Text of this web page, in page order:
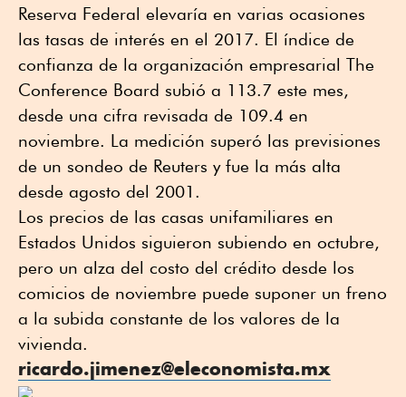
Reserva Federal elevaría en varias ocasiones
las tasas de interés en el 2017. El índice de
confianza de la organización empresarial The
Conference Board subió a 113.7 este mes,
desde una cifra revisada de 109.4 en
noviembre. La medición superó las previsiones
de un sondeo de Reuters y fue la más alta
desde agosto del 2001.
Los precios de las casas unifamiliares en
Estados Unidos siguieron subiendo en octubre,
pero un alza del costo del crédito desde los
comicios de noviembre puede suponer un freno
a la subida constante de los valores de la
vivienda.
ricardo.jimenez@eleconomista.mx